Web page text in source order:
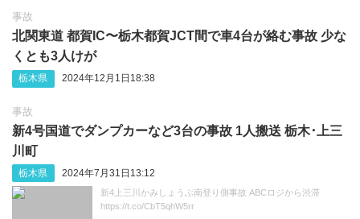
事故
北関東道 都賀IC〜栃木都賀JCT間で車4台が絡む事故 少な
くとも3人けが
栃木県 2024年12月1日18:38
事故
新4号国道でダンプカーなど3台の事故 1人搬送 栃木･上三
川町
栃木県 2024年7月31日13:12
新4上三川かみしょうぶ南登り側事故 ABCロジから渋滞
https://t.co/CbT5qhW5rr